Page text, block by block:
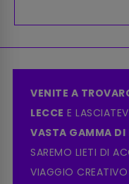
VENITE A
LECCE E
VASTA GAMMA DI
SAREMO LIETI DI
VIAGGIO